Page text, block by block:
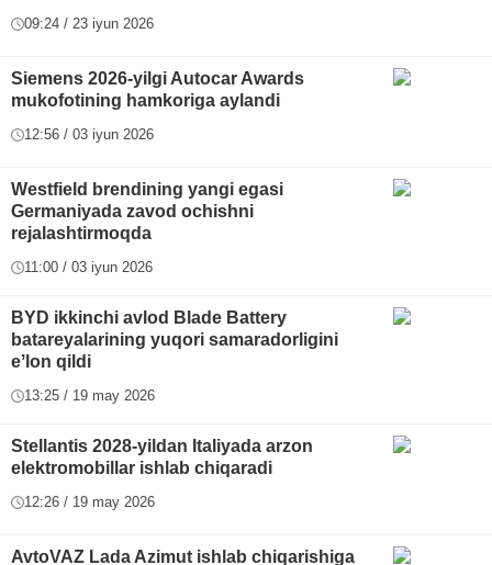
09:24 / 23 iyun 2026
Siemens 2026-yilgi Autocar Awards
mukofotining hamkoriga aylandi
12:56 / 03 iyun 2026
Westfield brendining yangi egasi
Germaniyada zavod ochishni
rejalashtirmoqda
11:00 / 03 iyun 2026
BYD ikkinchi avlod Blade Battery
batareyalarining yuqori samaradorligini
eʼlon qildi
13:25 / 19 may 2026
Stellantis 2028-yildan Italiyada arzon
elektromobillar ishlab chiqaradi
12:26 / 19 may 2026
AvtoVAZ Lada Azimut ishlab chiqarishiga